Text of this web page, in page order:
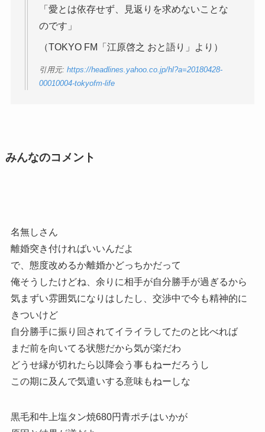
「愛とは依存せず、見返りを求めないことな
のです」
（TOKYO FM「江原啓之 おと語り」より）
引用元: https://headlines.yahoo.co.jp/hl?a=20180428-
00010004-tokyofm-life
みんなのコメント
名無しさん
離婚突き付ければいいんだよ
で、態度改めるか離婚かどっちかだって
俺そうしたけどね、余りに相手が自分勝手が過ぎるから
気まずい雰囲気になりはしたし、交渉中で今も精神的に
きついけど
自分勝手に振り回されてイライラしてたのと比べれば
まだ前を向いてる状態だから気が楽だわ
どうせ縁が切れたら以降会う事もねーだろうし
この期に及んで気遣いする意味もねーしな
黒毛和牛上塩タン焼680円青ポチはいかが